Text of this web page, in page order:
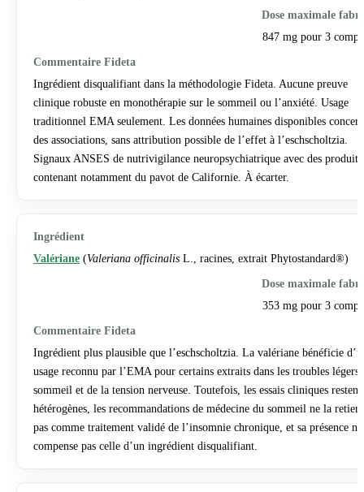
847 mg pour 3
Ingrédient disqualifiant dans la méthodologie Fideta. Aucune preuve
clinique robuste en monothérapie sur le sommeil ou l’anxiété. Usage
traditionnel EMA seulement. Les données humaines disponibles
des associations, sans attribution possible de l’effet à l’eschscholtzia.
Signaux ANSES de nutrivigilance neuropsychiatrique avec des produits
contenant notamment du pavot de Californie. À écarter.
Valériane (Valeriana officinalis L., racines, extrait Phytostandard®)
353 mg pour 3
Ingrédient plus plausible que l’eschscholtzia. La valériane bénéficie
usage reconnu par l’EMA pour certains extraits dans les troubles légers
sommeil et de la tension nerveuse. Toutefois, les essais cliniques restent
hétérogènes, les recommandations de médecine du sommeil ne la
pas comme traitement validé de l’insomnie chronique, et sa présence ne
compense pas celle d’un ingrédient disqualifiant.